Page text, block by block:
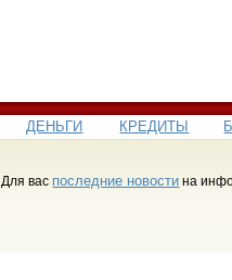
ДЕНЬГИ КРЕДИТЫ
Для вас последние новости на